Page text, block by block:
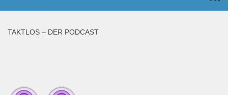
TAKTLOS – DER PODCAST